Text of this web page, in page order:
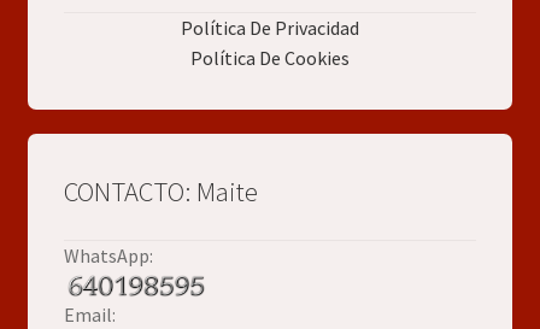
Política De Privacidad
Política De Cookies
CONTACTO: Maite
WhatsApp:
Email: